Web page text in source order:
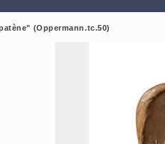
(Oppermann.tc.50)